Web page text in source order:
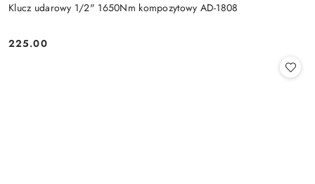
Klucz udarowy 1/2" 1650Nm kompozytowy AD-1808
Cena:
225.00